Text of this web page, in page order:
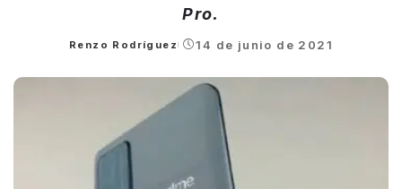
Pro.
Posted
Renzo Rodríguez 14 de junio de 2021